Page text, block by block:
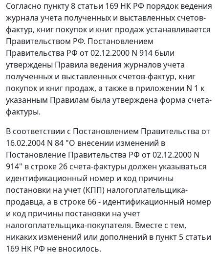
Согласно пункту 8 статьи 169 НК РФ порядок ведения
журнала учета полученных и выставленных счетов-
фактур, книг покупок и книг продаж устанавливается
Правительством РФ. Постановлением
Правительства РФ от 02.12.2000 N 914 были
утверждены Правила ведения журналов учета
полученных и выставленных счетов-фактур, книг
покупок и книг продаж, а также в приложении N 1 к
указанным Правилам была утверждена форма счета-
фактуры.
В соответствии с Постановлением Правительства от
16.02.2004 N 84 "О внесении изменений в
Постановление Правительства РФ от 02.12.2000 N
914" в строке 26 счета-фактуры должен указываться
идентификационный номер и код причины
постановки на учет (КПП) налогоплательщика-
продавца, а в строке 66 - идентификационный номер
и код причины постановки на учет
налогоплательщика-покупателя. Вместе с тем,
никаких изменений или дополнений в пункт 5 статьи
169 НК РФ не вносилось.